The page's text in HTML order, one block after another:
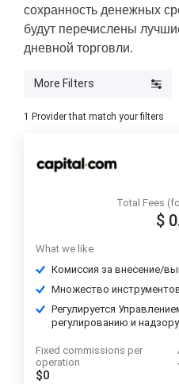
сохранность денежных
будут перечислены
дневной торговли.
More Filters
1 Provider that match your filters
Total Fees
$
What we like
Комиссия за внесение/
Множество
Регулируется
регулированию и надзору
Fixed commissions per
operation
$0